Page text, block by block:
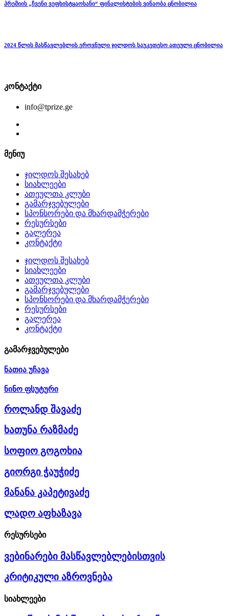
პრემიის „ჩვენი ვეფხისტყაოსანი“ ფინალისტების ვინაობა ცნობილია
2024 წლის მასწავლებლის ეროვნული ჯილდოს საუკეთესო ათეული ცნობილია
კონტაქტი
info@tprize.ge
მენიუ
ჯილდოს შესახებ
სიახლეები
ათეულთა კლუბი
გამარჯვებულები
სპონსორები და მხარდამჭერები
რესურსები
გალერეა
კონტაქტი
ჯილდოს შესახებ
სიახლეები
ათეულთა კლუბი
გამარჯვებულები
სპონსორები და მხარდამჭერები
რესურსები
გალერეა
კონტაქტი
გამარჯვებულები
ნათია უჩავა
ნინო ფსუტური
როლანდ შავაძე
ხათუნა რაზმაძე
სოფიო გოგოხია
გიორგი ჭაუჭიძე
მანანა კაპეტივაძე
ლადო აფხაზავა
რესურსები
ვებინარები მასწავლებლებისთვის
კრიტიკული აზროვნება
სიახლეები